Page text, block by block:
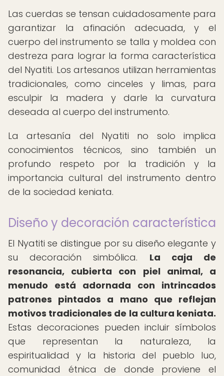
Las cuerdas se tensan cuidadosamente para
garantizar la afinación adecuada, y el
cuerpo del instrumento se talla y moldea con
destreza para lograr la forma característica
del Nyatiti. Los artesanos utilizan herramientas
tradicionales, como cinceles y limas, para
esculpir la madera y darle la curvatura
deseada al cuerpo del instrumento.
La artesanía del Nyatiti no solo implica
conocimientos técnicos, sino también un
profundo respeto por la tradición y la
importancia cultural del instrumento dentro
de la sociedad keniata.
Diseño y decoración característica
El Nyatiti se distingue por su diseño elegante y
su decoración simbólica. La caja de
resonancia, cubierta con piel animal, a
menudo está adornada con intrincados
patrones pintados a mano que reflejan
motivos tradicionales de la cultura keniata.
Estas decoraciones pueden incluir símbolos
que representan la naturaleza, la
espiritualidad y la historia del pueblo luo,
comunidad étnica de donde proviene el